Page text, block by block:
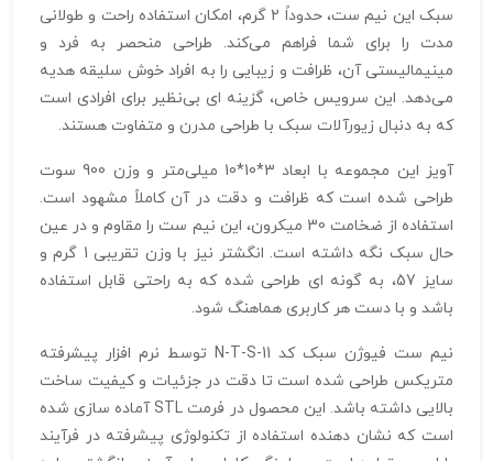
سبک این نیم ست، حدوداً 2 گرم، امکان استفاده راحت و طولانی‌
مدت را برای شما فراهم می‌کند. طراحی منحصر‌ به‌ فرد و
مینیمالیستی آن، ظرافت و زیبایی را به افراد خوش‌ سلیقه هدیه
می‌دهد. این سرویس خاص، گزینه‌ ای بی‌نظیر برای افرادی است
که به دنبال زیورآلات سبک با طراحی مدرن و متفاوت هستند.
آویز این مجموعه با ابعاد 3*10*10 میلی‌متر و وزن 900 سوت
طراحی شده است که ظرافت و دقت در آن کاملاً مشهود است.
استفاده از ضخامت 30 میکرون، این نیم ست را مقاوم و در عین
حال سبک نگه داشته است. انگشتر نیز با وزن تقریبی 1 گرم و
سایز 57، به گونه‌ ای طراحی شده که به راحتی قابل استفاده
باشد و با دست هر کاربری هماهنگ شود.
نیم ست فیوژن سبک کد N-T-S-11 توسط نرم‌ افزار پیشرفته
متریکس طراحی شده است تا دقت در جزئیات و کیفیت ساخت
بالایی داشته باشد. این محصول در فرمت STL آماده‌ سازی شده
است که نشان‌ دهنده استفاده از تکنولوژی پیشرفته در فرآیند